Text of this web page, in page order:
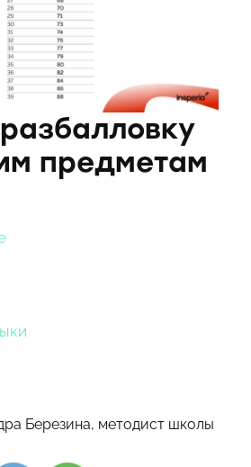
предметам
Березина, методист школы